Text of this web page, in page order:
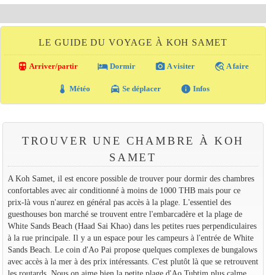
LE GUIDE DU VOYAGE À KOH SAMET
directions_transit Arriver/partir local_hotel Dormir photo_camera A visiter travel_explore A faire
thermostat Météo local_taxi Se déplacer info Infos
TROUVER UNE CHAMBRE À KOH
SAMET
A Koh Samet, il est encore possible de trouver pour dormir des chambres
confortables avec air conditionné à moins de 1000 THB mais pour ce
prix-là vous n'aurez en général pas accès à la plage. L'essentiel des
guesthouses bon marché se trouvent entre l'embarcadère et la plage de
White Sands Beach (Haad Sai Khao) dans les petites rues perpendiculaires
à la rue principale. Il y a un espace pour les campeurs à l'entrée de White
Sands Beach. Le coin d'Ao Pai propose quelques complexes de bungalows
avec accès à la mer à des prix intéressants. C'est plutôt là que se retrouvent
les routards. Nous on aime bien la petite plage d'Ao Tubtim plus calme